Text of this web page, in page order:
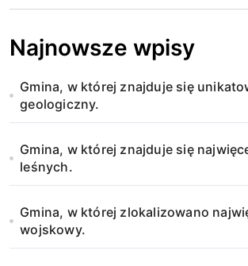
a
w
p
i
s
u
Najnowsze wpisy
Gmina, w której znajduje się
geologiczny.
Gmina, w której znajduje się
leśnych.
Gmina, w której zlokalizowano
wojskowy.